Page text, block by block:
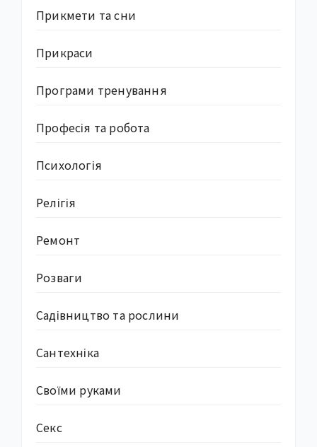
Прикмети та сни
Прикраси
Програми тренування
Професія та робота
Психологія
Релігія
Ремонт
Розваги
Садівництво та рослини
Сантехніка
Своїми руками
Секс